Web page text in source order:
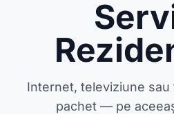
Internet, televiziune
pachet — pe